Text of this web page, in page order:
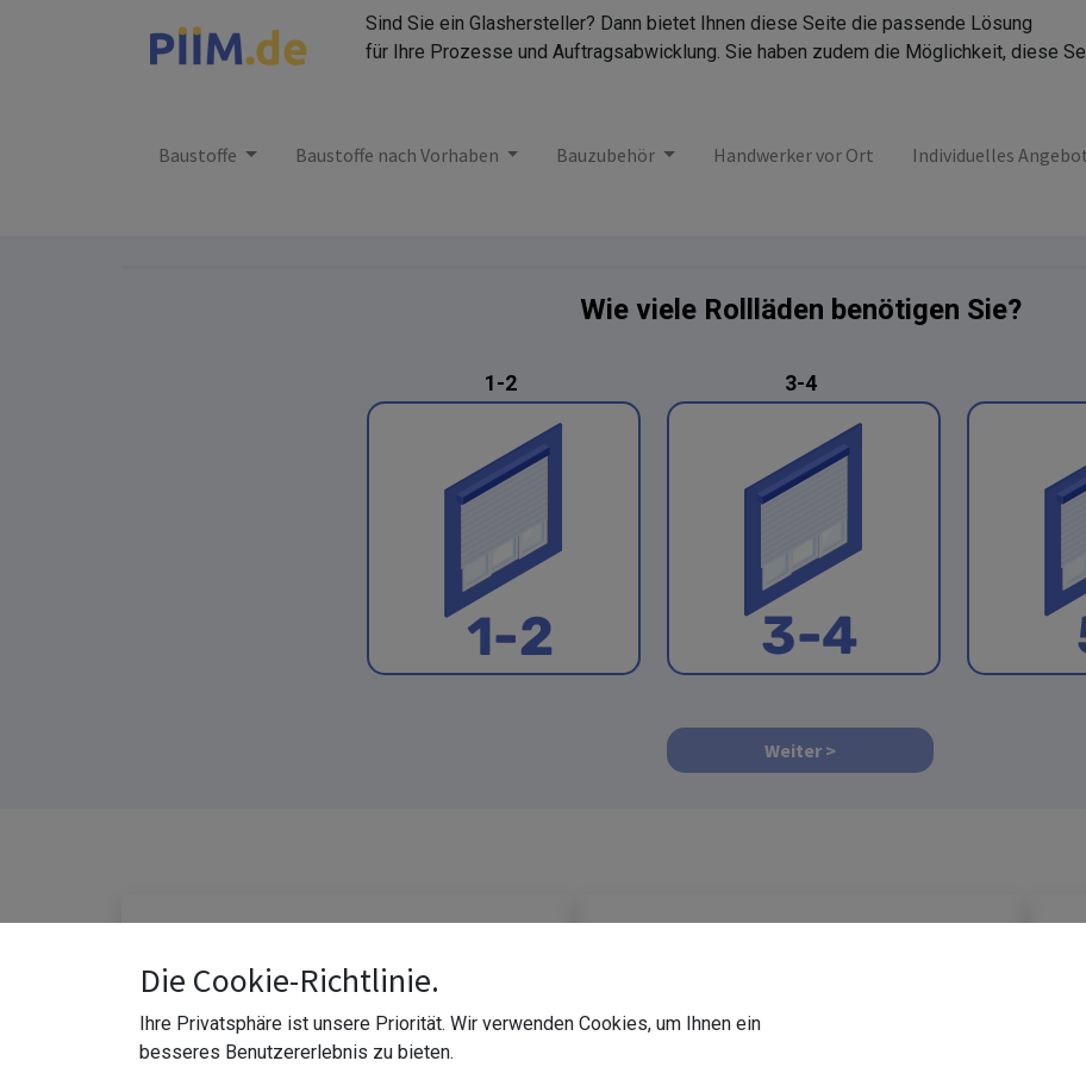
Sind Sie ein Glashersteller? Dann bietet Ihnen diese Seite die passende Lösung
für Ihre Prozesse und Auftragsabwicklung. Sie haben zudem die Möglichkeit, diese
Baustoffe
Baustoffe nach Vorhaben Bauzubehör Handwerker vor Ort Individuelles
Wie viele Rollläden benötigen Sie?
1-2 3-4
Weiter
Die Cookie-Richtlinie.
Ihre Privatsphäre ist unsere Priorität. Wir verwenden Cookies, um Ihnen ein
besseres Benutzererlebnis zu bieten.